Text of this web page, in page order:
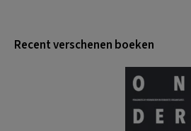
Recent verschenen boeken